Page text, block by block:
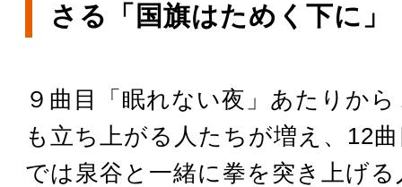
さる「国旗はためく下に」
９曲目「眠れない夜」あたりか
も立ち上がる人たちが増え、12
では泉谷と一緒に拳を突き上げ